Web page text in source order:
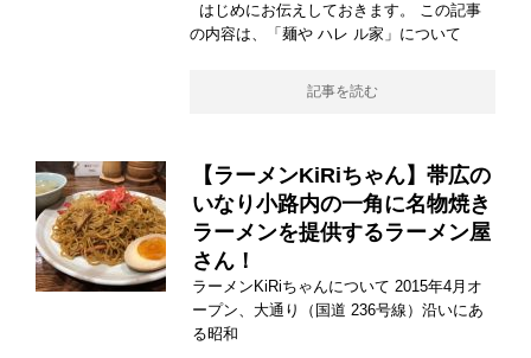
はじめにお伝えしておきます。 この記事
の内容は、「麺や ハレ ル家」について
記事を読む
【ラーメンKiRiちゃん】帯広の
いなり小路内の一角に名物焼き
ラーメンを提供するラーメン屋
さん！
ラーメンKiRiちゃんについて 2015年4月オ
ープン、大通り（国道 236号線）沿いにあ
る昭和